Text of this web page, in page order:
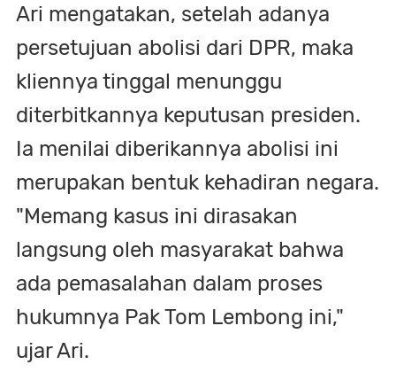
Ari mengatakan, setelah adanya
persetujuan abolisi dari DPR, maka
kliennya tinggal menunggu
diterbitkannya keputusan presiden.
Ia menilai diberikannya abolisi ini
merupakan bentuk kehadiran negara.
"Memang kasus ini dirasakan
langsung oleh masyarakat bahwa
ada pemasalahan dalam proses
hukumnya Pak Tom Lembong ini,"
ujar Ari.